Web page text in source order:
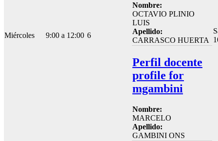
Miércoles 9:00 a 12:00 6
Nombre:
OCTAVIO PLINIO
LUIS
Apellido:
CARRASCO HUERTA
Perfil docente
profile for
mgambini
Nombre:
MARCELO
Apellido:
GAMBINI ONS